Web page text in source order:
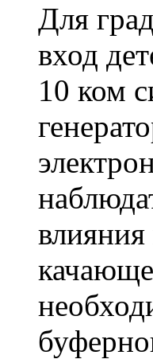
Для
вход
10 ком
влияния